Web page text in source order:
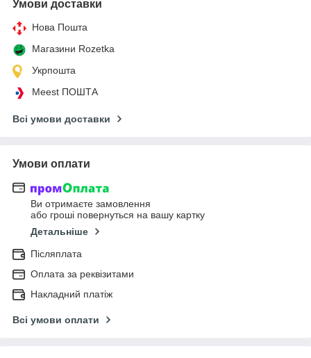
Умови доставки
Нова Пошта
Магазини Rozetka
Укрпошта
Meest ПОШТА
Всі умови доставки
Умови оплати
Ви отримаєте замовлення
або гроші повернуться на вашу картку
Детальніше
Післяплата
Оплата за реквізитами
Накладний платіж
Всі умови оплати